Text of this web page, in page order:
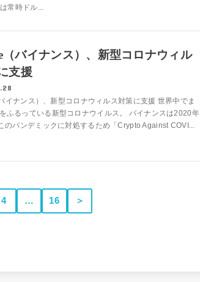
常時ドル...
（バイナンス）、新型コロナウィル
支援
イナンス）、新型コロナウィルス対策に支援 世界中でま
ふるっている新型コロナウイルス。 バイナンスは2020年
のパンデミックに対処するため「Crypto Against COVI...
4 … 16 ＞